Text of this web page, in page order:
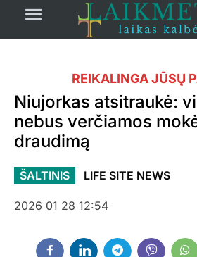
REIKALINGA JŪSŲ
Niujorkas atsitraukė:
nebus verčiamos
draudimą
ŠALTINIS LIFE SITE NEWS
2026 01 28 12:54